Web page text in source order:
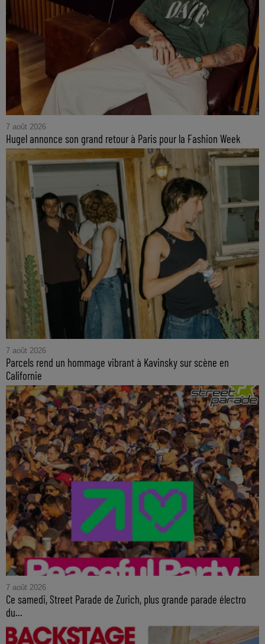
7 août 2026
Hugel annonce son grand retour à Paris pour la Fashion Week
7 août 2026
Parcels rend un hommage vibrant à Kavinsky sur scène en
Californie
7 août 2026
Ce samedi, Street Parade de Zurich, plus grande parade électro
du...